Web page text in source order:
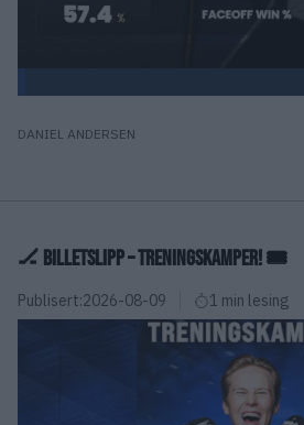
DANIEL ANDERSEN
🏒 BILLETSLIPP – TRENINGSKAMPER! 🎟️
Publisert:2026-08-09 1 min lesing